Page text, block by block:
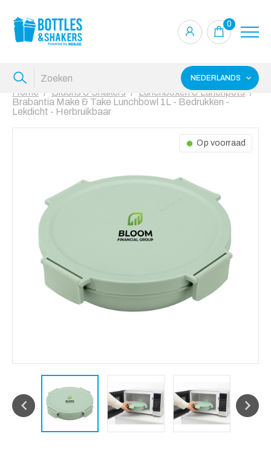
0
NEDERLANDS
Home Bidons & Shakers
Lunchboxen & Lunchpots
Brabantia Make & Take Lunchbowl 1L - Bedrukken -
Lekdicht - Herbruikbaar
Op voorraad